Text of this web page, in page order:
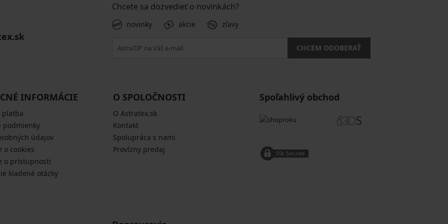
Chcete sa dozvedieť o novinkách?
novinky akcie zľavy
CHCEM ODOBERAŤ
INFORMÁCIE
platba
podmienky
údajov
o cookies
o prístupnosti
kladené otázky
O SPOLOČNOSTI
O Astratex.sk
Kontakt
Spolupráca s nami
Provízny predaj
Spoľahlivý obchod